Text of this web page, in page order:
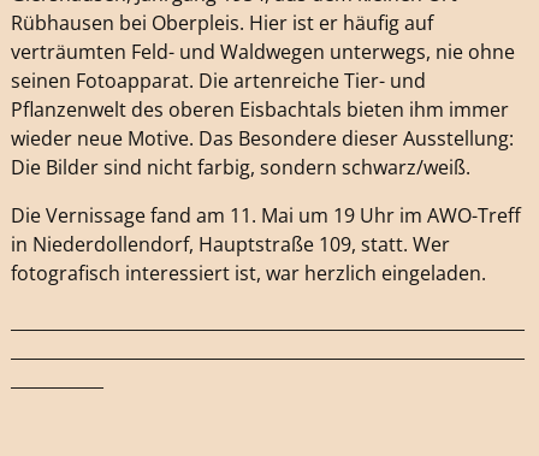
Rübhausen bei Oberpleis. Hier ist er häufig auf
verträumten Feld- und Waldwegen unterwegs, nie ohne
seinen Fotoapparat. Die artenreiche Tier- und
Pflanzenwelt des oberen Eisbachtals bieten ihm immer
wieder neue Motive. Das Besondere dieser Ausstellung:
Die Bilder sind nicht farbig, sondern schwarz/weiß.
Die Vernissage fand am 11. Mai um 19 Uhr im AWO-Treff
in Niederdollendorf, Hauptstraße 109, statt. Wer
fotografisch interessiert ist, war herzlich eingeladen.